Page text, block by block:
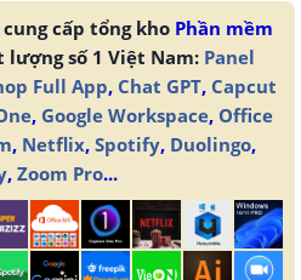
cung cấp tổng kho Phần mềm
số 1 Việt Nam: Panel
Full App, Chat GPT, Capcut
, Google Workspace, Office
, Netflix, Spotify, Duolingo,
, Zoom Pro...